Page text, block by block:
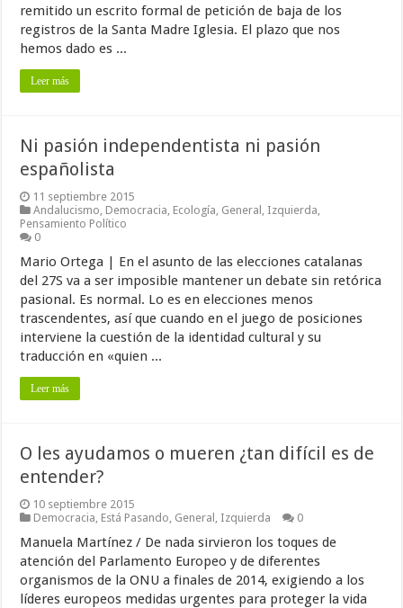
remitido un escrito formal de petición de baja de los
registros de la Santa Madre Iglesia. El plazo que nos
hemos dado es ...
Leer más
Ni pasión independentista ni pasión
españolista
11 septiembre 2015
Andalucismo Democracia Ecología General Izquierda
Pensamiento Político
0
Mario Ortega | En el asunto de las elecciones catalanas
del 27S va a ser imposible mantener un debate sin retórica
pasional. Es normal. Lo es en elecciones menos
trascendentes, así que cuando en el juego de posiciones
interviene la cuestión de la identidad cultural y su
traducción en «quien ...
Leer más
O les ayudamos o mueren ¿tan difícil es de
entender?
10 septiembre 2015
Democracia Está Pasando General Izquierda 0
Manuela Martínez / De nada sirvieron los toques de
atención del Parlamento Europeo y de diferentes
organismos de la ONU a finales de 2014, exigiendo a los
líderes europeos medidas urgentes para proteger la vida